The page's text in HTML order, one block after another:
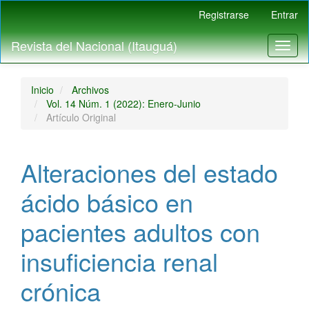
Contenido
principal
Barra
Registrarse Entrar
Revista del Nacional (Itauguá)
Inicio
Archivos
Vol. 14 Núm. 1 (2022): Enero-Junio
Artículo Original
Alteraciones del estado
ácido básico en
pacientes adultos con
insuficiencia renal
crónica